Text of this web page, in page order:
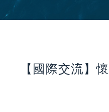
【國際交流】